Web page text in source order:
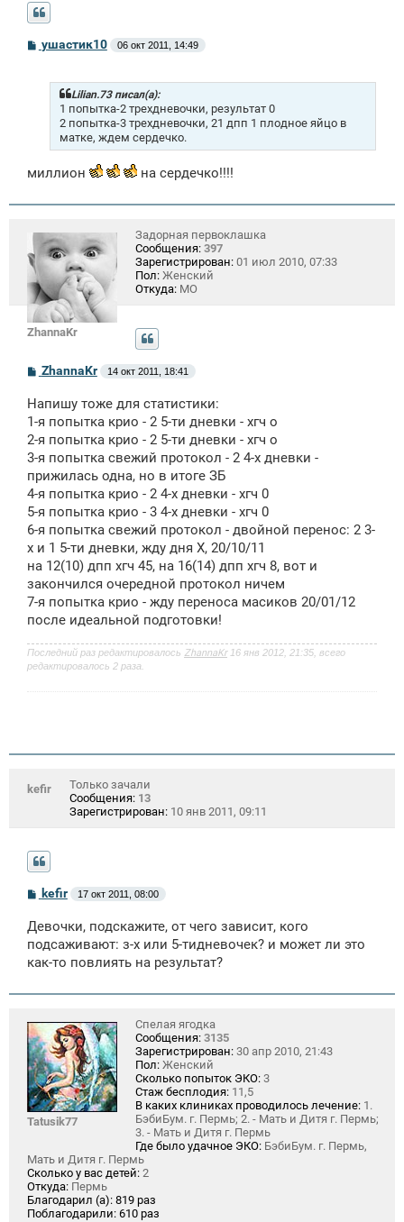
С
о
ушастик10 06 окт 2011, 14:49
Lilian.73 писал(а):
1 попытка-2 трехдневочки, результат 0
2 попытка-3 трехдневочки, 21 дпп 1 плодное яйцо в
матке, ждем сердечко.
миллион на сердечко!!!!
ZhannaKr
Задорная первоклашка
Сообщения: 397
Зарегистрирован: 01 июл 2010, 07:33
Пол: Женский
Откуда: МО
С
о
б
щ
н
и
ZhannaKr 14 окт 2011, 18:41
Напишу тоже для статистики:
1-я попытка крио - 2 5-ти дневки - хгч о
2-я попытка крио - 2 5-ти дневки - хгч о
3-я попытка свежий протокол - 2 4-х дневки -
прижилась одна, но в итоге ЗБ
4-я попытка крио - 2 4-х дневки - хгч 0
5-я попытка крио - 3 4-х дневки - хгч 0
6-я попытка свежий протокол - двойной перенос: 2 3-
х и 1 5-ти дневки, жду дня Х, 20/10/11
на 12(10) дпп хгч 45, на 16(14) дпп хгч 8, вот и
закончился очередной протокол ничем
7-я попытка крио - жду переноса масиков 20/01/12
после идеальной подготовки!
Последний раз редактировалось ZhannaKr16 янв 2012, 21:35, всего
редактировалось 2 раза.
kefir
Только зачали
Сообщения: 13
Зарегистрирован: 10 янв 2011, 09:11
С
б
щ
е
н
е
kefir 17 окт 2011, 08:00
Девочки, подскажите, от чего зависит, кого
подсаживают: з-х или 5-тидневочек? и может ли это
как-то повлиять на результат?
Tatusik77
Спелая ягодка
Сообщения: 3135
Зарегистрирован: 30 апр 2010, 21:43
Пол: Женский
Сколько попыток ЭКО: 3
Стаж бесплодия: 11,5
В каких клиниках проводилось лечение: 1.
БэбиБум. г. Пермь; 2. - Мать и Дитя г. Пермь;
3. - Мать и Дитя г. Пермь
Где было удачное ЭКО: БэбиБум. г. Пермь,
Мать и Дитя г. Пермь
Сколько у вас детей: 2
Откуда: Пермь
Благодарил (а): 819 раз
Поблагодарили: 610 раз